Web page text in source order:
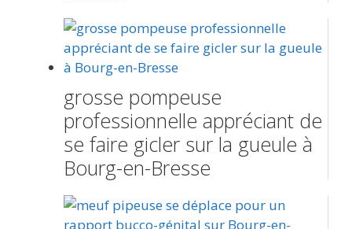
grosse pompeuse
professionnelle appréciant de
se faire gicler sur la gueule à
Bourg-en-Bresse